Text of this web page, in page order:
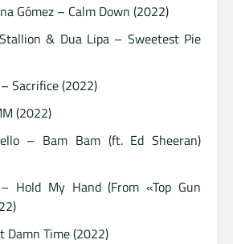
Gómez – Calm Down (2022)
& Dua Lipa – Sweetest Pie
Sacrifice (2022)
(2022)
– Bam Bam (ft. Ed Sheeran)
Hold My Hand (From «Top Gun
Damn Time (2022)